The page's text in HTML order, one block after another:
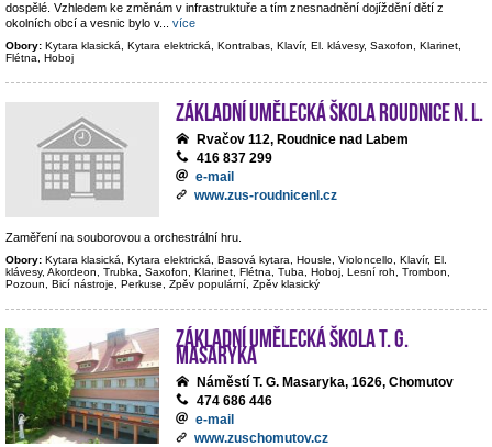
dospělé. Vzhledem ke změnám v infrastruktuře a tím znesnadnění dojíždění dětí z
okolních obcí a vesnic bylo v... více
Obory: Kytara klasická, Kytara elektrická, Kontrabas, Klavír, El. klávesy, Saxofon, Klarinet,
Flétna, Hoboj
Základní umělecká škola Roudnice n. L.
Rvačov 112, Roudnice nad Labem
416 837 299
e-mail
www.zus-roudnicenl.cz
Zaměření na souborovou a orchestrální hru.
Obory: Kytara klasická, Kytara elektrická, Basová kytara, Housle, Violoncello, Klavír, El.
klávesy, Akordeon, Trubka, Saxofon, Klarinet, Flétna, Tuba, Hoboj, Lesní roh, Trombon,
Pozoun, Bicí nástroje, Perkuse, Zpěv populární, Zpěv klasický
Základní umělecká škola T. G.
Masaryka
Náměstí T. G. Masaryka, 1626, Chomutov
474 686 446
e-mail
www.zuschomutov.cz